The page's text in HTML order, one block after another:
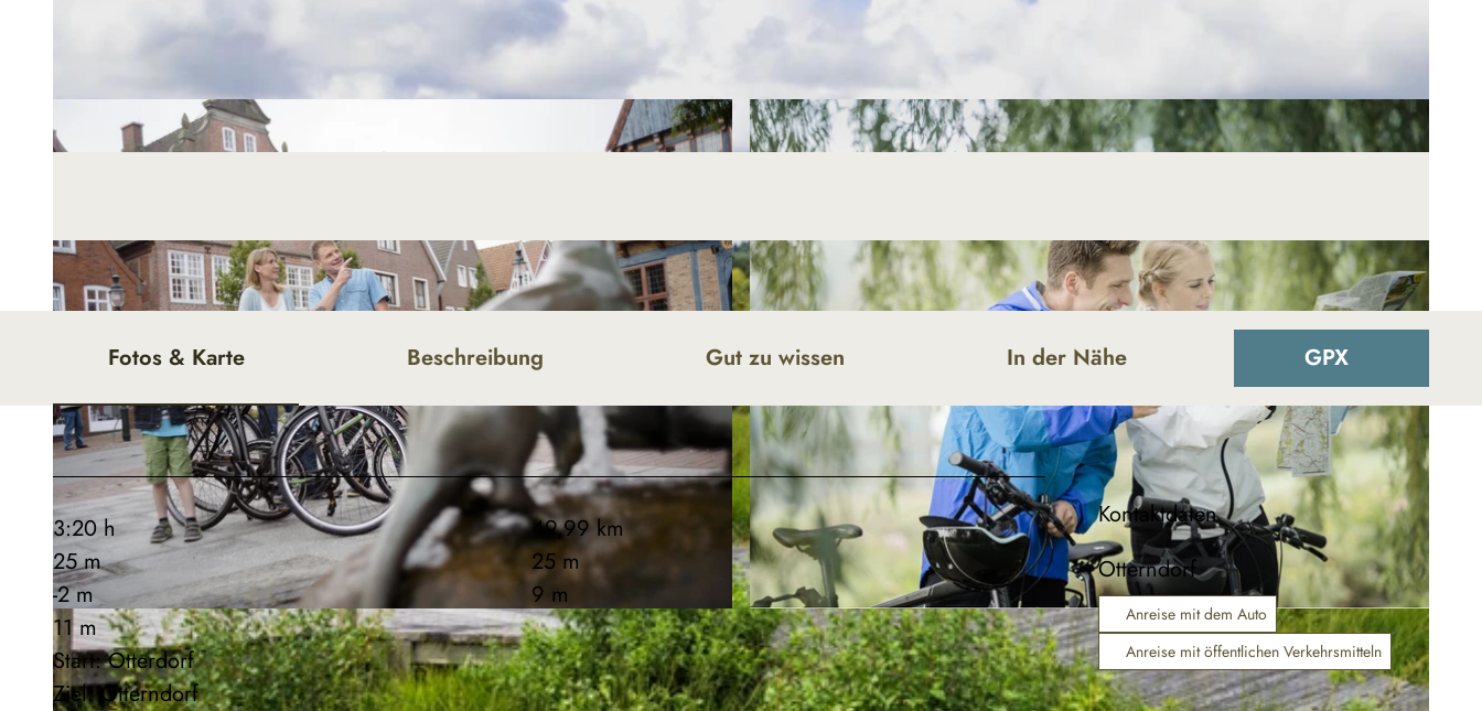
© Nele Martensen, Cuxland-Tourismus, Fotografin Nele Martensen | CC-BY-SA © Nele Martensen, Cuxland-Tourismus, Nele Martensen |CC-BY-SA
Fotos & Karte Beschreibung Gut zu wissen In der Nähe GPX
3:20 h
49,99 km
25 m
25 m
-2 m
9 m
11 m
Start: Otterdorf
Ziel: Otterndorf
Kontaktdaten
Otterndorf
Anreise mit dem Auto
Anreise mit öffentlichen Verkehrsmitteln